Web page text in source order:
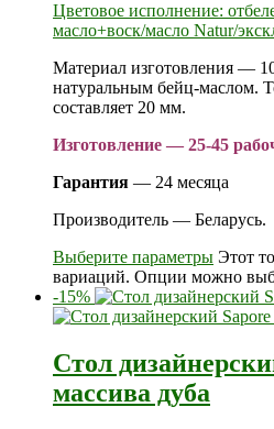
Цветовое исполнение:
масло+воск/масло Natur/
Материал изготовления —
натуральным бейц-маслом.
составляет 20 мм.
Изготовление — 25-45
Гарантия — 24 месяца
Производитель — Беларусь.
Выберите параметры Этот
вариаций. Опции можно
-15%
Стол
массива дуба